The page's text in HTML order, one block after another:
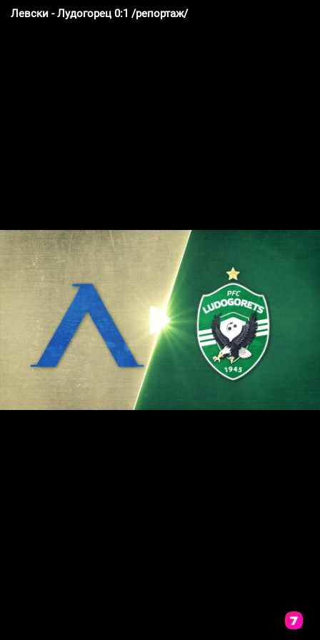
Левски - Лудогорец 0:1 /репортаж/